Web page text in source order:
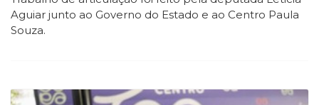
Aguiar junto ao Governo do Estado e ao Centro Paula
Souza.